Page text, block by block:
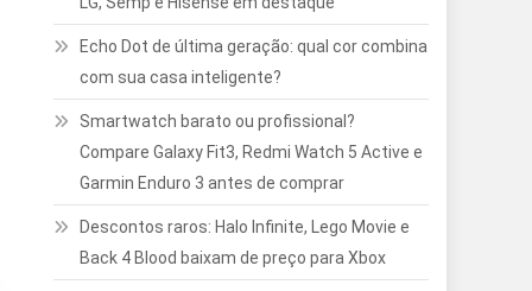
Echo Dot de última geração: qual cor combina
com sua casa inteligente?
Smartwatch barato ou profissional?
Compare Galaxy Fit3, Redmi Watch 5 Active e
Garmin Enduro 3 antes de comprar
Descontos raros: Halo Infinite, Lego Movie e
Back 4 Blood baixam de preço para Xbox